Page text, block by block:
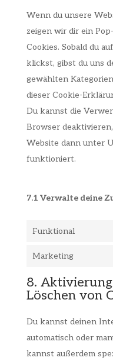
Wenn du unsere
zeigen wir dir ein
Cookies. Sobald du
klickst, gibst du uns
gewählten
dieser Cookie-
Du kannst die
Browser
Website dann unter
funktioniert.
7.1 Verwalte deine
Funktional
Marketing
8.
Löschen von
Du kannst deinen
automatisch oder
kannst außerdem